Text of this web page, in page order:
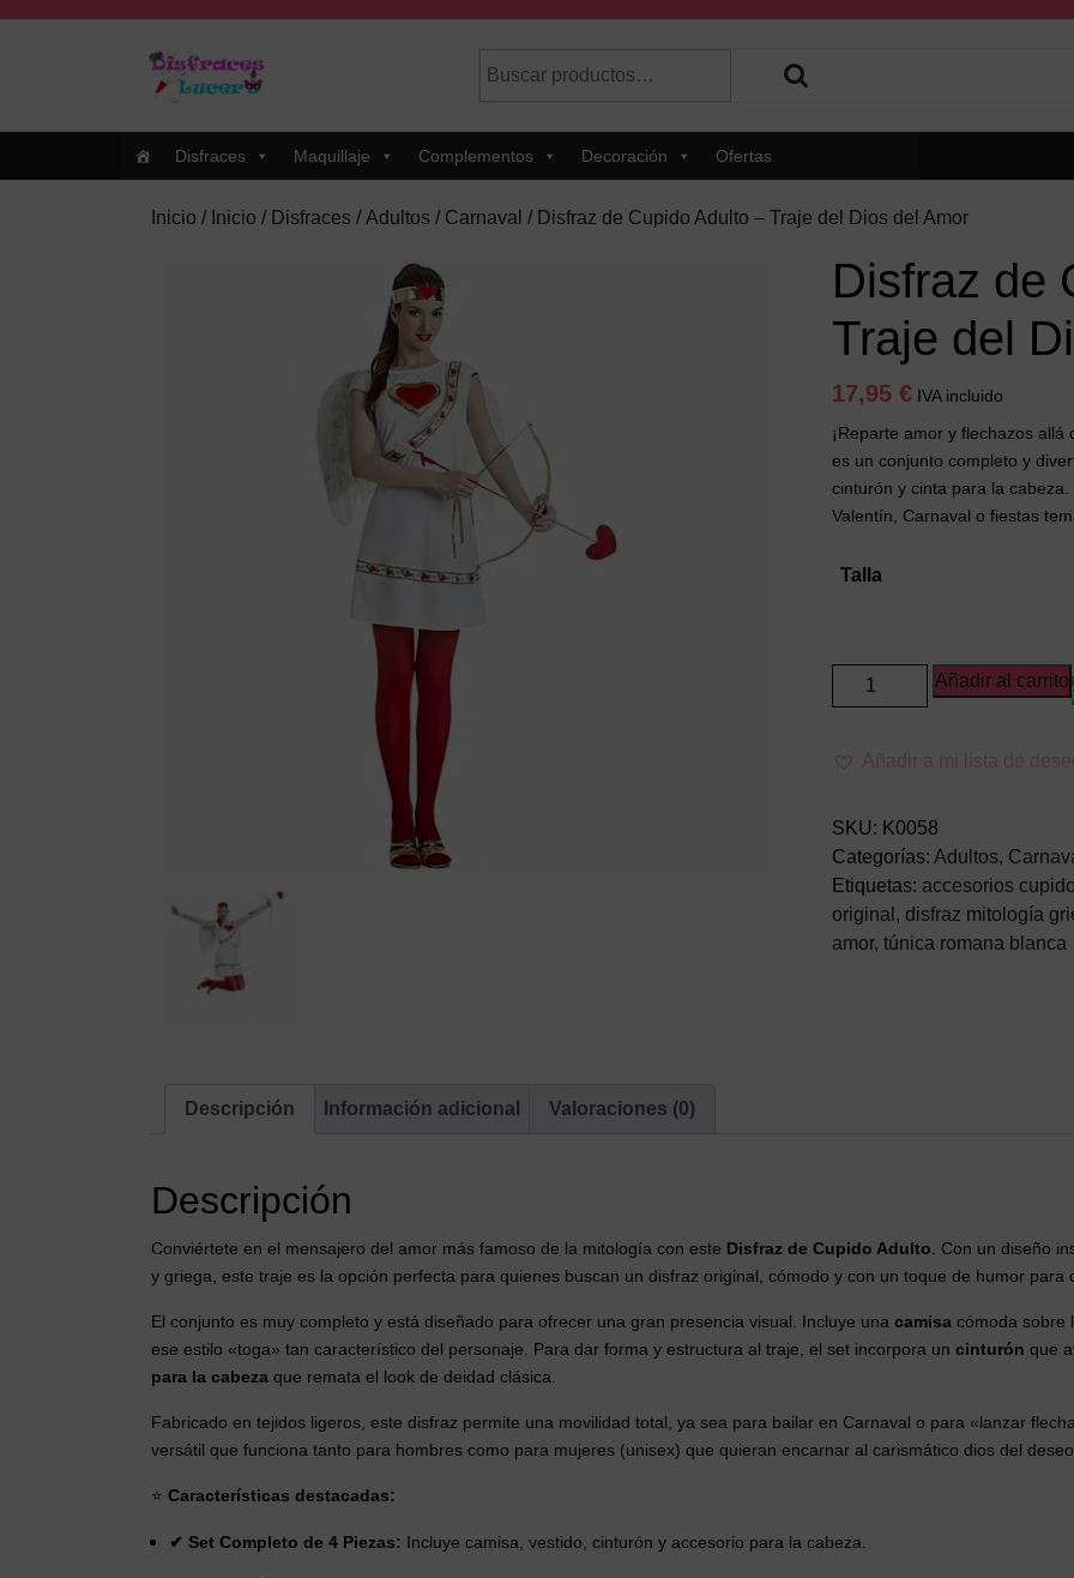
Cuando hay resultados autocompletados, puedes utilizar las
Disfraces Maquillaje Complementos Decoración Ofertas
Inicio / Inicio / Disfraces / Adultos / Carnaval / Disfraz de Cupido Adulto – Traje del Dios del Amor
Disfraz de
Traje del
17,95 € IVA incluido
¡Reparte amor y flechazos
es un conjunto completo y
cinturón y cinta para la cabeza.
Valentín, Carnaval o fiestas
Talla
Disfraz
de
Adulto
Traje
del
Dios
del
Amor
Añadir al carrito
Añadir a mi lista de
SKU: K0058
Categorías: Adultos,
Etiquetas: accesorios
original , disfraz mitología
amor, túnica romana blanca
Descripción Información adicional Valoraciones (0)
Descripción
Conviértete en el mensajero del amor más famoso de la mitología con este Disfraz de Cupido Adulto
Con un diseño
y griega, este traje es la opción perfecta para quienes buscan un disfraz original, cómodo y con un toque de humor para
El conjunto es muy completo y está diseñado para ofrecer una gran presencia visual. Incluye una camisa cómoda sobre
ese estilo «toga» tan característico del personaje. Para dar forma y estructura al traje, el set incorpora un cinturón que
para la cabeza que remata el look de deidad clásica.
Fabricado en tejidos ligeros, este disfraz permite una movilidad total, ya sea para bailar en Carnaval o para «lanzar
versátil que funciona tanto para hombres como para mujeres (unisex) que quieran encarnar al carismático dios del
⭐ Características destacadas:
✔ Set Completo de 4 Piezas: Incluye camisa, vestido, cinturón y accesorio para la cabeza.